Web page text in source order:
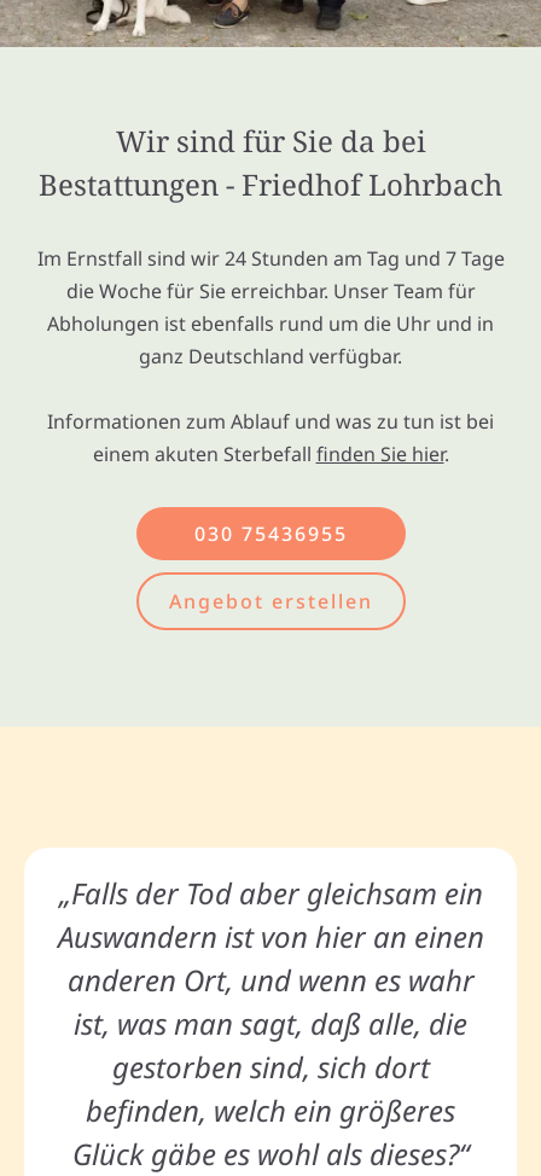
Wir sind für Sie da bei
Bestattungen - Friedhof Lohrbach
Im Ernstfall sind wir 24 Stunden am Tag und 7 Tage
die Woche für Sie erreichbar. Unser Team für
Abholungen ist ebenfalls rund um die Uhr und in
ganz Deutschland verfügbar.
Informationen zum Ablauf und was zu tun ist bei
einem akuten Sterbefall finden Sie hier.
030 75436955
Angebot erstellen
„Falls der Tod aber gleichsam ein
Auswandern ist von hier an einen
anderen Ort, und wenn es wahr
ist, was man sagt, daß alle, die
gestorben sind, sich dort
befinden, welch ein größeres
Glück gäbe es wohl als dieses?“